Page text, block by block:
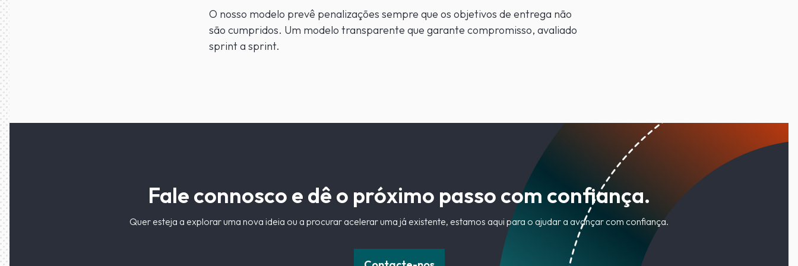
O nosso modelo prevê penalizações sempre que os objetivos de entrega não
são cumpridos. Um modelo transparente que garante compromisso, avaliado
sprint a sprint.
Fale connosco e dê o próximo passo com confiança.
Quer esteja a explorar uma nova ideia ou a procurar acelerar uma já existente, estamos aqui para o ajudar a avançar com confiança.